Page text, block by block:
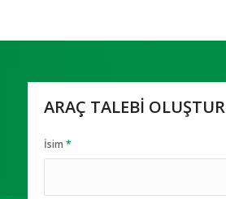
ARAÇ TALEBİ OLUŞTUR
İsim *